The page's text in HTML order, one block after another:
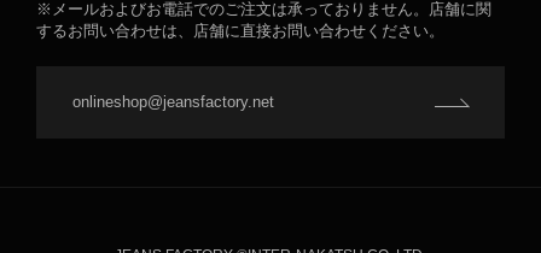
※メールおよびお電話でのご注文は承っておりません。店舗に関
するお問い合わせは、店舗に直接お問い合わせください。
onlineshop@jeansfactory.net